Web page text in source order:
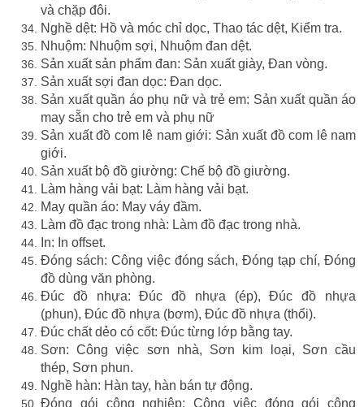
và chặp đôi.
Nghề dệt: Hồ và móc chỉ dọc, Thao tác dệt, Kiểm tra.
Nhuộm: Nhuộm sợi, Nhuộm đan dệt.
Sản xuất sản phẩm đan: Sản xuất giày, Đan vòng.
Sản xuất sợi đan dọc: Đan dọc.
Sản xuất quần áo phụ nữ và trẻ em: Sản xuất quần áo
may sẵn cho trẻ em và phụ nữ
Sản xuất đồ com lê nam giới: Sản xuất đồ com lê nam
giới.
Sản xuất bộ đồ giường: Chế bộ đồ giường.
Làm hàng vải bạt: Làm hàng vải bạt.
May quần áo: May váy đầm.
Làm đồ đạc trong nhà: Làm đồ đạc trong nhà.
In: In offset.
Đóng sách: Công việc đóng sách, Đóng tạp chí, Đóng
đồ dùng văn phòng.
Đúc đồ nhựa: Đúc đồ nhựa (ép), Đúc đồ nhựa
(phun), Đúc đồ nhựa (bơm), Đúc đồ nhựa (thổi).
Đúc chất dẻo có cốt: Đúc từng lớp bằng tay.
Sơn: Công việc sơn nhà, Sơn kim loại, Sơn cầu
thép, Sơn phun.
Nghề hàn: Hàn tay, hàn bán tự động.
Đóng gói công nghiệp: Công việc đóng gói công